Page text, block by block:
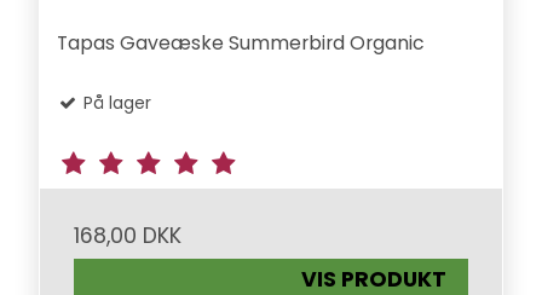
Tapas Gaveæske Summerbird Organic
På lager
168,00 DKK
VIS PRODUKT